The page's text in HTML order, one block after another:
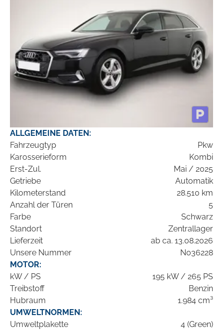
ALLGEMEINE DATEN:
Fahrzeugtyp
Pkw
Karosserieform
Kombi
Erst-Zul.
Mai / 2025
Getriebe
Automatik
Kilometerstand
28.510 km
Anzahl der Türen
5
Farbe
Schwarz
Standort
Zentrallager
Lieferzeit
ab ca. 13.08.2026
Unsere Nummer
N036228
MOTOR:
kW / PS
195 kW / 265 PS
Treibstoff
Benzin
Hubraum
1.984 cm³
UMWELTNORMEN:
Umweltplakette
4 (Green)